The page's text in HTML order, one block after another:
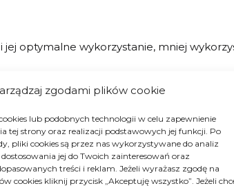
zgodami plików cookie
lub podobnych technologii w celu zapewnienie
tej strony oraz realizacji podstawowych jej funkcji. Po
pliki cookies są przez nas wykorzystywane do analiz
jej do Twoich zainteresowań oraz
treści i reklam. Jeżeli wyrażasz zgodę na
cookies kliknij przycisk „Akceptuję wszystko”. Jeżeli
optymalne wykorzystanie, mniej
SM Cambium Networks z serii